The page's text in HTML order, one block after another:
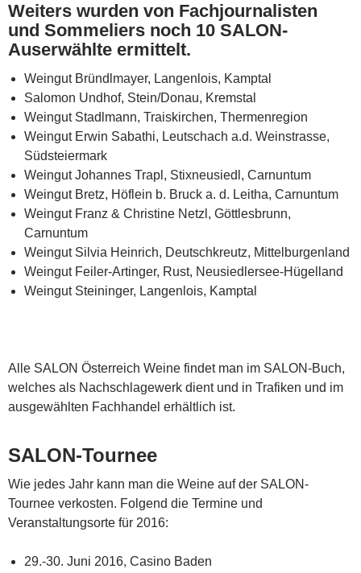
Weiters wurden von Fachjournalisten
und Sommeliers noch 10 SALON-
Auserwählte ermittelt.
Weingut Bründlmayer, Langenlois, Kamptal
Salomon Undhof, Stein/Donau, Kremstal
Weingut Stadlmann, Traiskirchen, Thermenregion
Weingut Erwin Sabathi, Leutschach a.d. Weinstrasse,
Südsteiermark
Weingut Johannes Trapl, Stixneusiedl, Carnuntum
Weingut Bretz, Höflein b. Bruck a. d. Leitha, Carnuntum
Weingut Franz & Christine Netzl, Göttlesbrunn,
Carnuntum
Weingut Silvia Heinrich, Deutschkreutz, Mittelburgenland
Weingut Feiler-Artinger, Rust, Neusiedlersee-Hügelland
Weingut Steininger, Langenlois, Kamptal
Alle SALON Österreich Weine findet man im SALON-Buch,
welches als Nachschlagewerk dient und in Trafiken und im
ausgewählten Fachhandel erhältlich ist.
SALON-Tournee
Wie jedes Jahr kann man die Weine auf der SALON-
Tournee verkosten. Folgend die Termine und
Veranstaltungsorte für 2016:
29.-30. Juni 2016, Casino Baden